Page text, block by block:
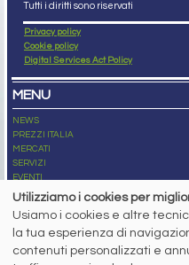
Tutti i diritti sono riservati
Privacy policy
Cookie policy
Digital Services Act Policy
MENU
NEWS
PREZZI ITALIA
MERCATI
SERVIZI
EVENTI
ABBONAMENTI
NEWSLETTER
Capitale Sociale: 190.000€ interamente
Registro delle Imprese di Brescia
Utilizziamo i cookies per
Usiamo i cookies e altre
la tua esperienza di
contenuti personalizzati e